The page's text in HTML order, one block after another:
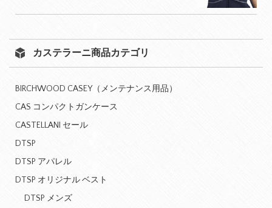
カステラーニ商品カテゴリ
BIRCHWOOD CASEY（メンテナンス用品）
CAS コンパクトガンケース
CASTELLANI セール
DTSP
DTSP アパレル
DTSP オリジナル ベスト
DTSP メンズ